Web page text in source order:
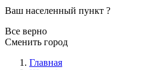
Ваш населенный пункт ?
Все верно
Сменить город
Главная